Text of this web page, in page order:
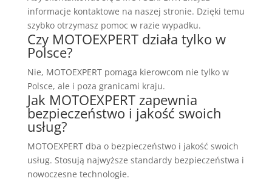
informacje kontaktowe na naszej stronie. Dzięki temu
szybko otrzymasz pomoc w razie wypadku.
Czy MOTOEXPERT działa tylko w
Polsce?
Nie, MOTOEXPERT pomaga kierowcom nie tylko w
Polsce, ale i poza granicami kraju.
Jak MOTOEXPERT zapewnia
bezpieczeństwo i jakość swoich
usług?
MOTOEXPERT dba o bezpieczeństwo i jakość swoich
usług. Stosują najwyższe standardy bezpieczeństwa i
nowoczesne technologie.